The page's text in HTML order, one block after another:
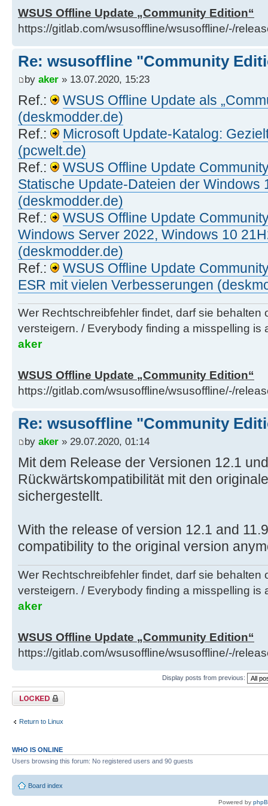
WSUS Offline Update „Community Edition“
https://gitlab.com/wsusoffline/wsusoffline/-/
Re: wsusoffline "Community
by aker » 13.07.2020, 15:23
Ref.:
WSUS Offline Update als
(deskmodder.de)
Ref.:
Microsoft Update-Katalog:
(pcwelt.de)
Ref.:
WSUS Offline Update
Statische Update-Dateien der Windows
(deskmodder.de)
Ref.:
WSUS Offline Update
Windows Server 2022, Windows 10
(deskmodder.de)
Ref.:
WSUS Offline Update
ESR mit vielen Verbesserungen
Wer Rechtschreibfehler findet, darf sie behalten
versteigern. / Everybody finding a misspelling is
aker
WSUS Offline Update „Community Edition“
https://gitlab.com/wsusoffline/wsusoffline/-/
Re: wsusoffline "Community
by aker » 29.07.2020, 01:14
Mit dem Release der Versionen 12.1
Rückwärtskompatibilität mit den
sichergestellt.
With the release of version 12.1 and
compatibility to the original version
Wer Rechtschreibfehler findet, darf sie behalten
versteigern. / Everybody finding a misspelling is
aker
WSUS Offline Update „Community Edition“
https://gitlab.com/wsusoffline/wsusoffline/-/
Display posts from previous:
Topic locked
Return to Linux
WHO IS ONLINE
Users browsing this forum: No registered users and 90 guests
Board index
Powered by